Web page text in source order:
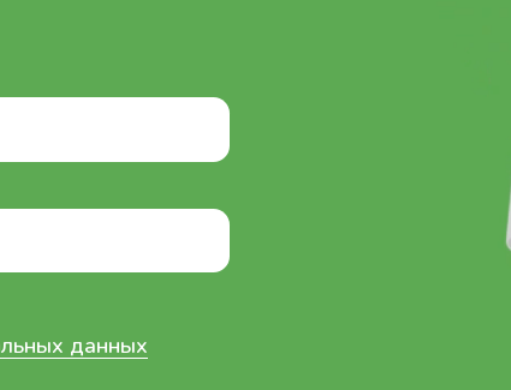
г.
48,
info@tokra.pro